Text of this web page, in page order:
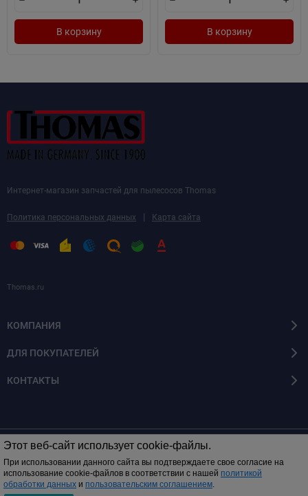
Этот веб-сайт использует cookie-файлы.
При использовании данного сайта вы подтверждаете свое согласие на
использование cookie-файлов в соответствии с нашей политикой
обработки данных и пользовательским соглашением.
В корзину В корзину
Интернет-магазин запчастей для пылесосов Thomas
Политика персональных данных | Карта сайта
Thomas.ru
КОМПАНИЯ
ДЛЯ ПОКУПАТЕЛЕЙ
КОНТАКТЫ
0